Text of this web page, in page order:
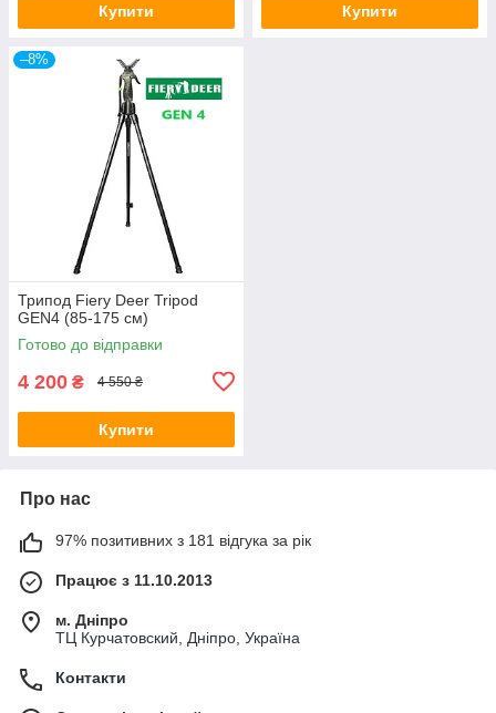
Купити Купити
–8%
Трипод Fiery Deer Tripod
GEN4 (85-175 см)
Готово до відправки
4 200 ₴ 4 550 ₴
Купити
Про нас
97% позитивних з 181 відгука за рік
Працює з 11.10.2013
м. Дніпро
ТЦ Курчатовский, Дніпро, Україна
Контакти